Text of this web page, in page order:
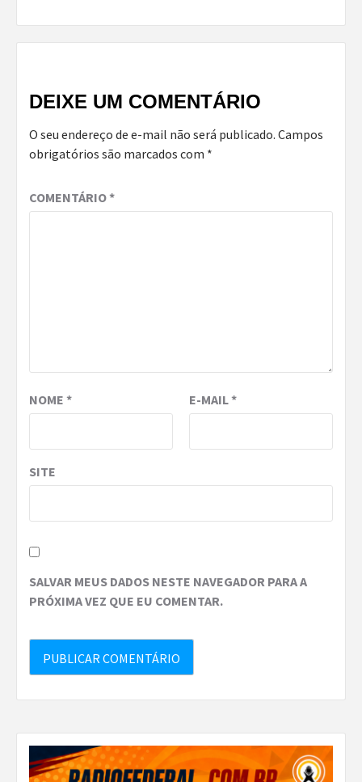
DEIXE UM COMENTÁRIO
O seu endereço de e-mail não será publicado. Campos
obrigatórios são marcados com *
COMENTÁRIO*
NOME * E-MAIL*
SITE
SALVAR MEUS DADOS NESTE NAVEGADOR PARA A
PRÓXIMA VEZ QUE EU COMENTAR.